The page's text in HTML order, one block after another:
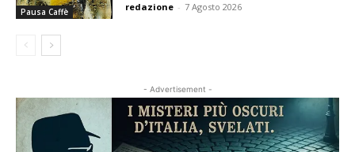
Pausa Caffè redazione - 7 Agosto 2026
- Advertisement -